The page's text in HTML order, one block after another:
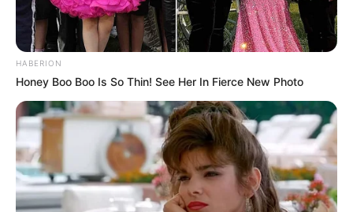
HABERION
Honey Boo Boo Is So Thin! See Her In Fierce New Photo